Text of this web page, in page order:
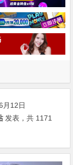
月12日
发表，共 1171